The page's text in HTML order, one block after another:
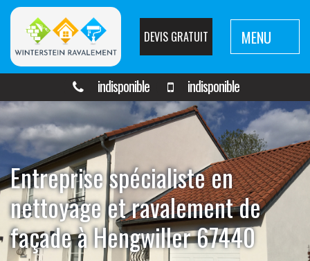
DEVIS GRATUIT MENU
indisponible indisponible
Entreprise spécialiste en
nettoyage et ravalement de
façade à Hengwiller 67440